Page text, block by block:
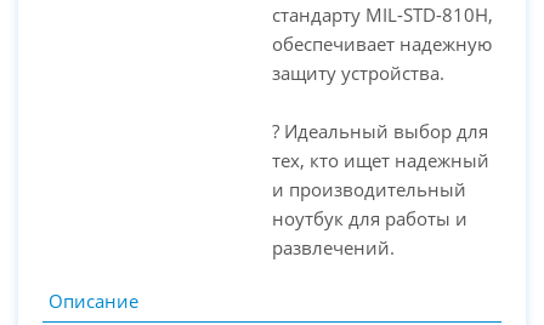
стандарту MIL-STD-810H,
обеспечивает надежную
защиту устройства.
? Идеальный выбор для
тех, кто ищет надежный
и производительный
ноутбук для работы и
развлечений.
Описание